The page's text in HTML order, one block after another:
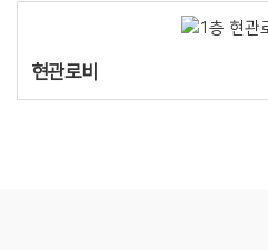
현관로비